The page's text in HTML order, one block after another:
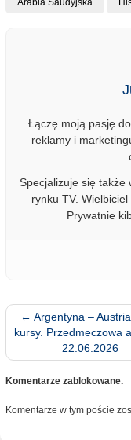
Arabia Saudyjska
Łączę moją pasję
reklamy i
Specjalizuje się także
rynku TV.
Prywatnie
← Argentyna –
kursy. Przedmeczowa
22.06.2026
Komentarze zablokowane.
Komentarze w tym poście